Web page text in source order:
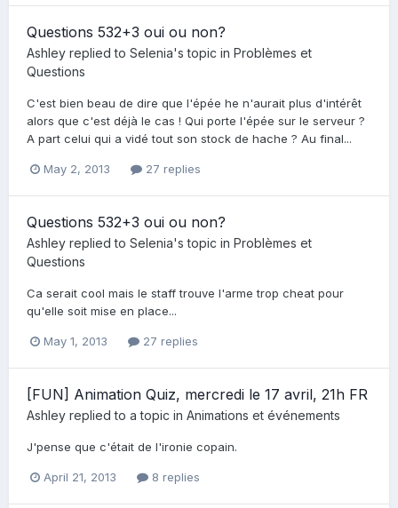
Questions 532+3 oui ou non?
Ashley replied to Selenia's topic in Problèmes et
Questions
C'est bien beau de dire que l'épée he n'aurait plus d'intérêt
alors que c'est déjà le cas ! Qui porte l'épée sur le serveur ?
A part celui qui a vidé tout son stock de hache ? Au final...
May 2, 2013 27 replies
Questions 532+3 oui ou non?
Ashley replied to Selenia's topic in Problèmes et
Questions
Ca serait cool mais le staff trouve l'arme trop cheat pour
qu'elle soit mise en place...
May 1, 2013 27 replies
[FUN] Animation Quiz, mercredi le 17 avril, 21h FR
Ashley replied to a topic in Animations et événements
J'pense que c'était de l'ironie copain.
April 21, 2013 8 replies